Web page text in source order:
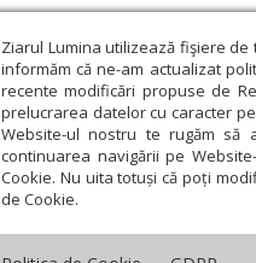
Ziarul Lumina utilizează fişiere
informăm că ne-am actualizat
recente modificări propuse de
prelucrarea datelor cu caracter
Website-ul nostru te rugăm să
continuarea navigării pe
Cookie. Nu uita totuși că poți
de Cookie.